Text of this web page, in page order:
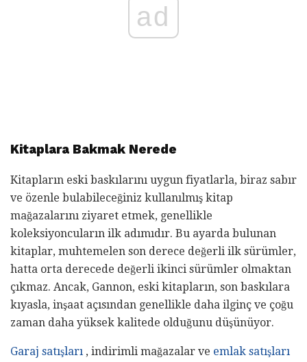
ad
Kitaplara Bakmak Nerede
Kitapların eski baskılarını uygun fiyatlarla, biraz sabır
ve özenle bulabileceğiniz kullanılmış kitap
mağazalarını ziyaret etmek, genellikle
koleksiyoncuların ilk adımıdır. Bu ayarda bulunan
kitaplar, muhtemelen son derece değerli ilk sürümler,
hatta orta derecede değerli ikinci sürümler olmaktan
çıkmaz. Ancak, Gannon, eski kitapların, son baskılara
kıyasla, inşaat açısından genellikle daha ilginç ve çoğu
zaman daha yüksek kalitede olduğunu düşünüyor.
Garaj satışları , indirimli mağazalar ve emlak satışları